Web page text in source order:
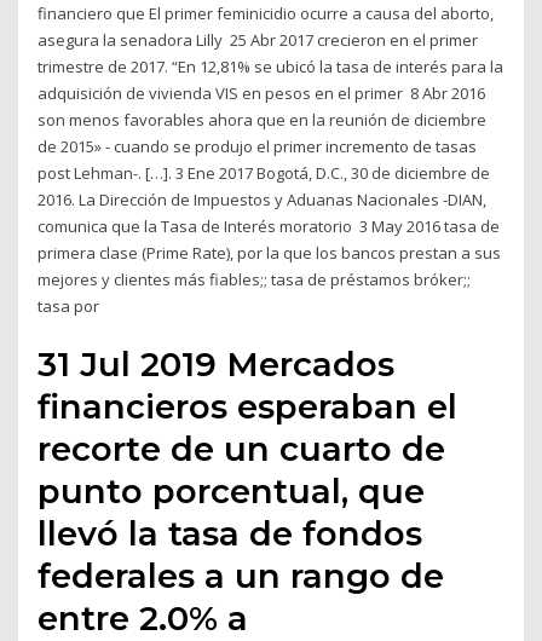
financiero que El primer feminicidio ocurre a causa del aborto,
asegura la senadora Lilly 25 Abr 2017 crecieron en el primer
trimestre de 2017. “En 12,81% se ubicó la tasa de interés para la
adquisición de vivienda VIS en pesos en el primer 8 Abr 2016
son menos favorables ahora que en la reunión de diciembre
de 2015» - cuando se produjo el primer incremento de tasas
post Lehman-. […]. 3 Ene 2017 Bogotá, D.C., 30 de diciembre de
2016. La Dirección de Impuestos y Aduanas Nacionales -DIAN,
comunica que la Tasa de Interés moratorio 3 May 2016 tasa de
primera clase (Prime Rate), por la que los bancos prestan a sus
mejores y clientes más fiables;; tasa de préstamos bróker;;
tasa por
31 Jul 2019 Mercados
financieros esperaban el
recorte de un cuarto de
punto porcentual, que
llevó la tasa de fondos
federales a un rango de
entre 2.0% a